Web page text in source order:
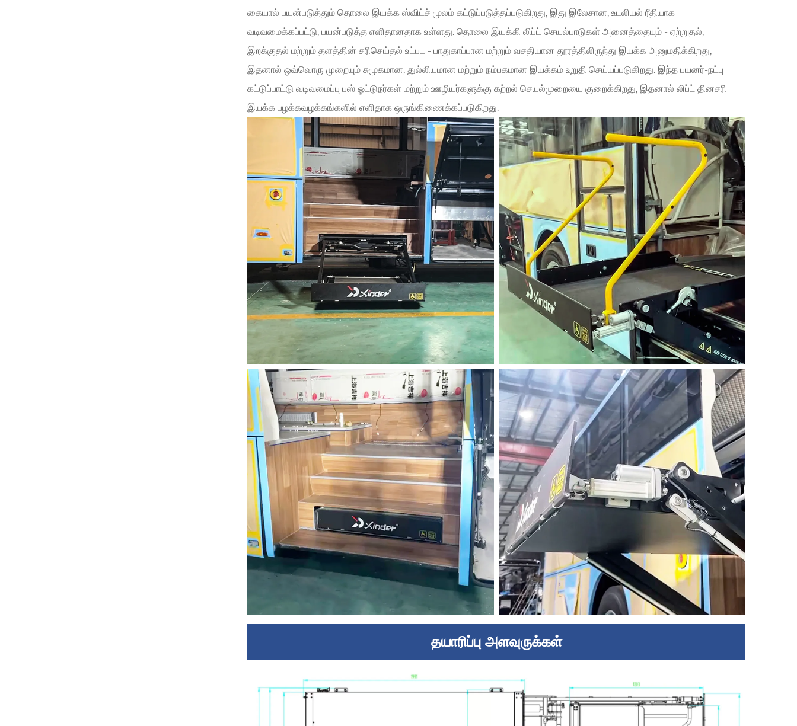
கையால் பயன்படுத்தும் தொலை இயக்க ஸ்விட்ச் மூலம் கட்டுப்படுத்தப்படுகிறது, இது இலேசான, உடலியல் ரீதியாக
வடிவமைக்கப்பட்டு, பயன்படுத்த எளிதானதாக உள்ளது. தொலை இயக்கி லிப்ட் செயல்பாடுகள் அனைத்தையும் - ஏற்றுதல்,
இறக்குதல் மற்றும் தளத்தின் சரிசெய்தல் உட்பட - பாதுகாப்பான மற்றும் வசதியான தூரத்திலிருந்து இயக்க அனுமதிக்கிறது,
இதனால் ஒவ்வொரு முறையும் சுமூகமான, துல்லியமான மற்றும் நம்பகமான இயக்கம் உறுதி செய்யப்படுகிறது. இந்த பயனர்-நட்பு
கட்டுப்பாட்டு வடிவமைப்பு பஸ் ஓட்டுநர்கள் மற்றும் ஊழியர்களுக்கு கற்றல் செயல்முறையை குறைக்கிறது, இதனால் லிப்ட் தினசரி
இயக்க பழக்கவழக்கங்களில் எளிதாக ஒருங்கிணைக்கப்படுகிறது.
தயாரிப்பு அளவுருக்கள்